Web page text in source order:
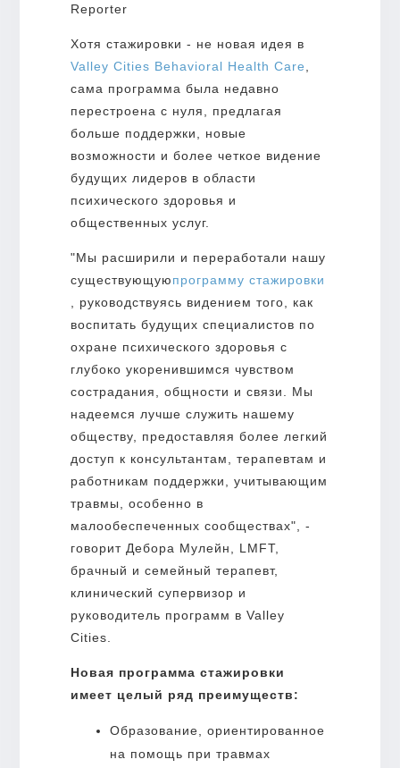
Reporter
Хотя стажировки - не новая идея в
Valley Cities Behavioral Health Care
сама программа была недавно
перестроена с нуля, предлагая
больше поддержки, новые
возможности и более четкое видение
будущих лидеров в области
психического здоровья и
общественных услуг.
"Мы расширили и переработали нашу
существующуюпрограмму стажировки
, руководствуясь видением того, как
воспитать будущих специалистов по
охране психического здоровья с
глубоко укоренившимся чувством
сострадания, общности и связи. Мы
надеемся лучше служить нашему
обществу, предоставляя более легкий
доступ к консультантам, терапевтам и
работникам поддержки, учитывающим
травмы, особенно в
малообеспеченных сообществах", -
говорит Дебора Мулейн, LMFT,
брачный и семейный терапевт,
клинический супервизор и
руководитель программ в Valley
Cities.
Новая программа стажировки
имеет целый ряд преимуществ:
Образование, ориентированное
на помощь при травмах